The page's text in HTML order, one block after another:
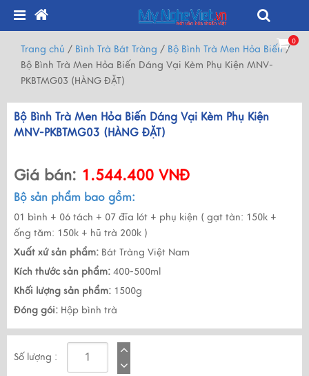
0
Trang chủ / Bình Trà Bát Tràng / Bộ Bình Trà Men Hỏa Biến/
Bộ Bình Trà Men Hỏa Biến Dáng Vại Kèm Phụ Kiện MNV-
PKBTMG03 (HÀNG ĐẶT)
Bộ Bình Trà Men Hỏa Biến Dáng Vại Kèm Phụ Kiện
MNV-PKBTMG03 (HÀNG ĐẶT)
Giá bán: 1.544.400 VNĐ
Bộ sản phẩm bao gồm:
01 bình + 06 tách + 07 đĩa lót + phụ kiện ( gạt tàn: 150k +
ống tăm: 150k + hũ trà 200k )
Xuất xứ sản phẩm: Bát Tràng Việt Nam
Kích thước sản phẩm: 400-500ml
Khối lượng sản phẩm: 1500g
Đóng gói: Hộp bình trà
Số lượng :